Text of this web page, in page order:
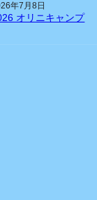
年7月8日
オリニキャンプ